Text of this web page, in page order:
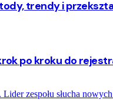
trendy i
po kroku do